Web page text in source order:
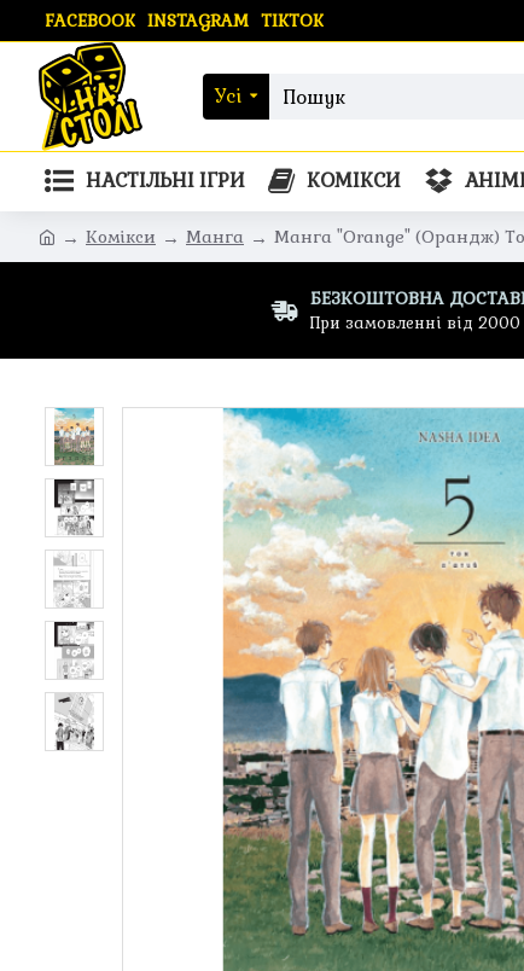
FACEBOOK INSTAGRAM TIKTOK
Усі
НАСТІЛЬНІ ІГРИ КОМІКСИ
Комікси Манга Манга "Orange" (Орандж)
БЕЗКОШТОВНА
При замовленні від 2000